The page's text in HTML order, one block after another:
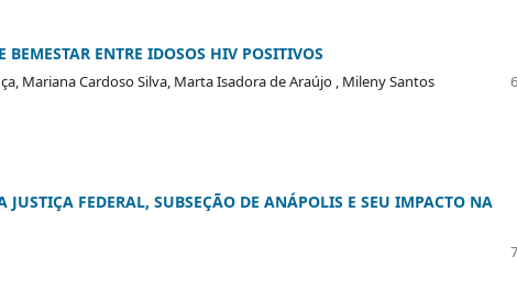
ENTRE IDOSOS HIV POSITIVOS
Mariana Cardoso Silva, Marta Isadora de Araújo , Mileny Santos
FEDERAL, SUBSEÇÃO DE ANÁPOLIS E SEU IMPACTO NA